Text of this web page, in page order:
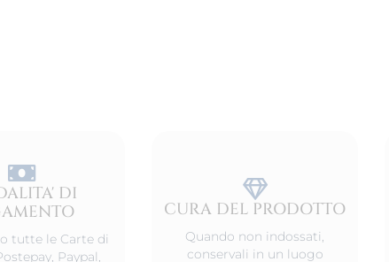
DI
tutte le Carte di
Paypal,
CURA DEL PRODOTTO
Quando non indossati,
conservali in un luogo